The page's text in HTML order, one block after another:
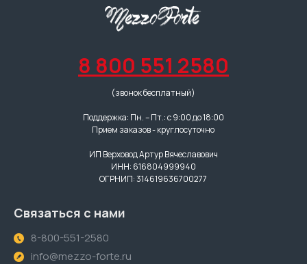
8 800 551 2580
(звонок бесплатный)
Поддержка: Пн. – Пт.: с 9:00 до 18:00
Прием заказов - круглосуточно
ИП Верховод Артур Вячеславович
ИНН: 616804999940
ОГРНИП: 314619636700277
Связаться с нами
8-800-551-2580
info@mezzo-forte.ru